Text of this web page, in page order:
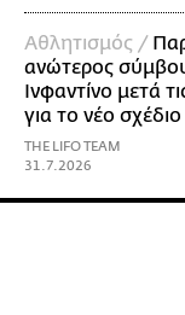
Αθλητισμός /
ανώτερος
Ινφαντίνο μετά
για το νέο
THE LIFO TEAM
31.7.2026